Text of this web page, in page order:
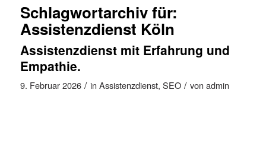
Schlagwortarchiv für:
Assistenzdienst Köln
Assistenzdienst mit Erfahrung und
Empathie.
9. Februar 2026 / in Assistenzdienst, SEO / von admin